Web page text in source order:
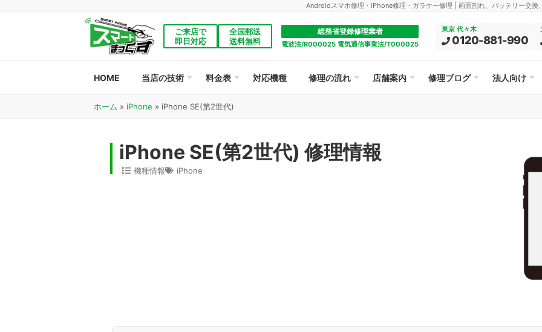
Androidスマホ修理・iPhone修理・ガラケー修理 | 画面割れ、バッテリー交
ご来店で
即日対応
全国郵送
送料無料
総務省登録修理業者
電波法/R000025 電気通信事業法/T000025
東京 代々木
0120-881-990
HOME 当店の技術 料金表 対応機種 修理の流れ 店舗案内 修理ブログ 法人向け
ホーム » iPhone » iPhone SE(第2世代)
iPhone SE(第2世代) 修理情報
機種情報 iPhone